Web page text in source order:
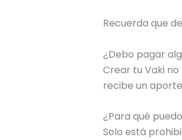
Recuerda que
¿Debo pagar
Crear tu Vaki
recibe un
¿Para qué
Solo está